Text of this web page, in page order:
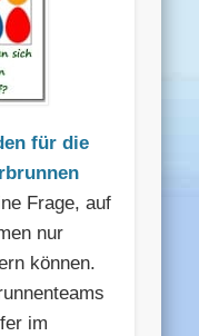
für die
Frage, auf
nur
können.
im